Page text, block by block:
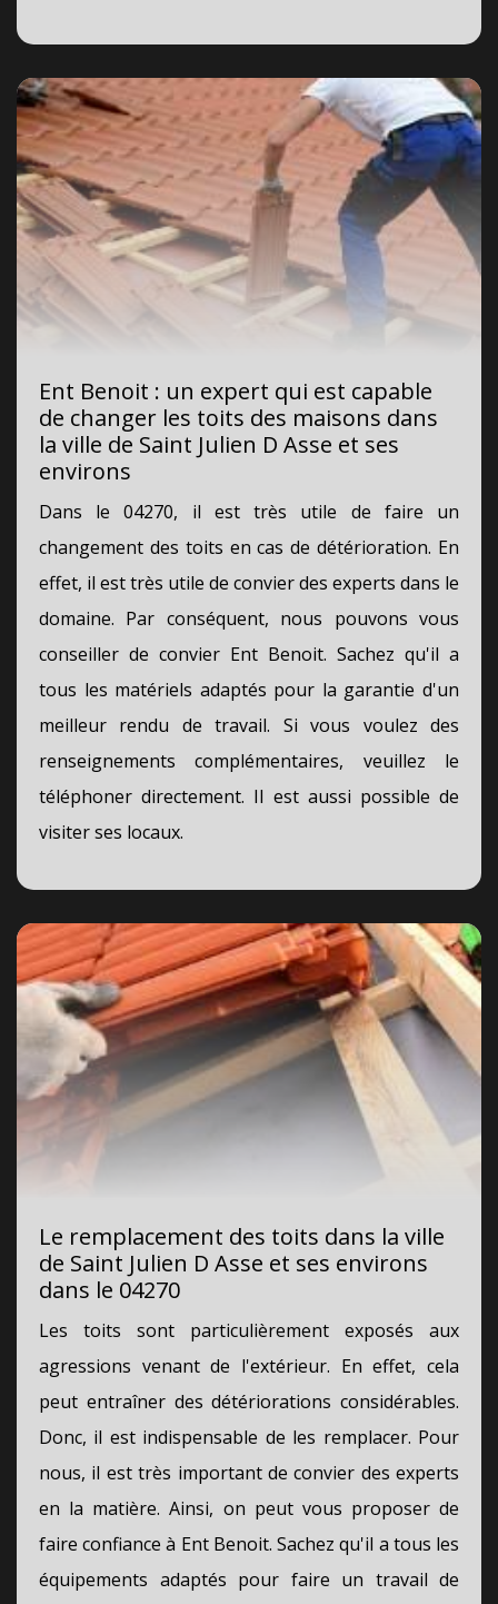
Ent Benoit : un expert qui est capable
de changer les toits des maisons dans
la ville de Saint Julien D Asse et ses
environs
Dans le 04270, il est très utile de faire un
changement des toits en cas de détérioration. En
effet, il est très utile de convier des experts dans le
domaine. Par conséquent, nous pouvons vous
conseiller de convier Ent Benoit. Sachez qu'il a
tous les matériels adaptés pour la garantie d'un
meilleur rendu de travail. Si vous voulez des
renseignements complémentaires, veuillez le
téléphoner directement. Il est aussi possible de
visiter ses locaux.
Le remplacement des toits dans la ville
de Saint Julien D Asse et ses environs
dans le 04270
Les toits sont particulièrement exposés aux
agressions venant de l'extérieur. En effet, cela
peut entraîner des détériorations considérables.
Donc, il est indispensable de les remplacer. Pour
nous, il est très important de convier des experts
en la matière. Ainsi, on peut vous proposer de
faire confiance à Ent Benoit. Sachez qu'il a tous les
équipements adaptés pour faire un travail de